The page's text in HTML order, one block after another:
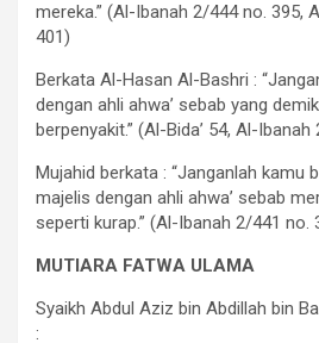
mereka.” (Al-Ibanah 2/444 no. 395,
401)
Berkata Al-Hasan Al-Bashri :
dengan ahli ahwa’ sebab yang
berpenyakit.” (Al-Bida’ 54, Al-
Mujahid berkata : “Janganlah kamu
majelis dengan ahli ahwa’ sebab
seperti kurap.” (Al-Ibanah 2/441 no.
MUTIARA FATWA ULAMA
Syaikh Abdul Aziz bin Abdillah bin
: